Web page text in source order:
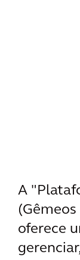
A
oferece